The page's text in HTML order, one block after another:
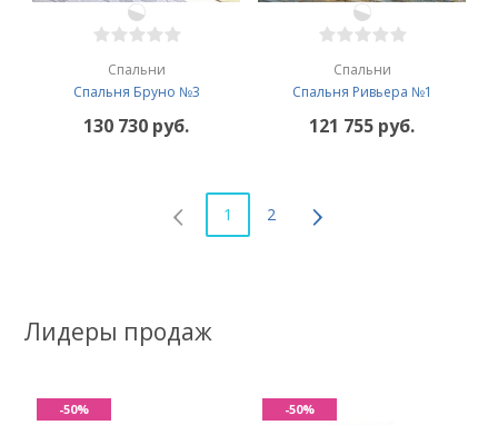
Спальни
Спальня Бруно №3
130 730 руб.
Спальни
Спальня Ривьера №1
121 755 руб.
1 2
Лидеры продаж
-50% -50%